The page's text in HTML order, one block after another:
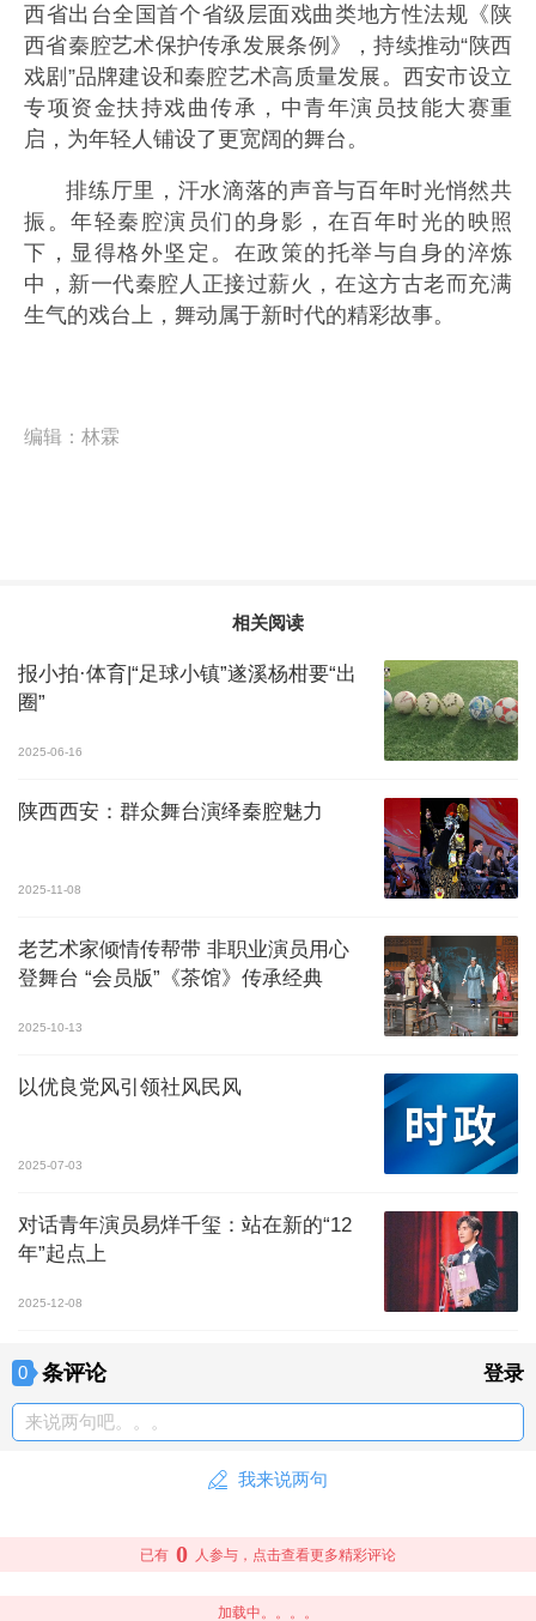
西省出台全国首个省级层面戏曲类地方性法规《陕
西省秦腔艺术保护传承发展条例》，持续推动“陕西
戏剧”品牌建设和秦腔艺术高质量发展。西安市设立
专项资金扶持戏曲传承，中青年演员技能大赛重
启，为年轻人铺设了更宽阔的舞台。
排练厅里，汗水滴落的声音与百年时光悄然共
振。年轻秦腔演员们的身影，在百年时光的映照
下，显得格外坚定。在政策的托举与自身的淬炼
中，新一代秦腔人正接过薪火，在这方古老而充满
生气的戏台上，舞动属于新时代的精彩故事。
编辑： 林霖
相关阅读
报小拍·体育|“足球小镇”遂溪杨柑要“出
圈”
2025-06-16
陕西西安：群众舞台演绎秦腔魅力
2025-11-08
老艺术家倾情传帮带 非职业演员用心
登舞台 “会员版”《茶馆》传承经典
2025-10-13
以优良党风引领社风民风
2025-07-03
对话青年演员易烊千玺：站在新的“12
年”起点上
2025-12-08
0 条评论 登录
来说两句吧。。。
我来说两句
已有 0 人参与，点击查看更多精彩评论
加载中。。。。